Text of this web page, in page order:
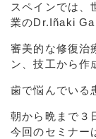
スペインでは、
業のDr.Iñaki
審美的な修復治
ン、技工から作
歯で悩んでいる
朝から晩まで３
今回のセミナー